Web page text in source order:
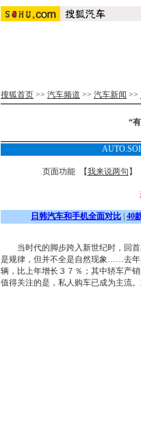
搜狐首页 >> 汽车频道 >> 汽车新闻 >>
“
页面功能 【我来说两句 】
日韩汽车和手机全面对比 40
当时代的脚步跨入新世纪时，回首
是规律，但并不全是自然现象……去年
辆，比上年增长３７％；其中轿车产
值得关注的是，私人购车已成为主流